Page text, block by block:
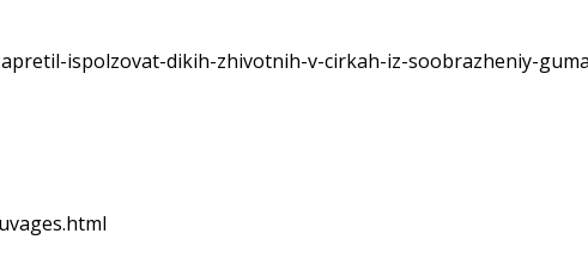
ispolzovat-dikih-zhivotnih-v-cirkah-iz-soobrazheniy-